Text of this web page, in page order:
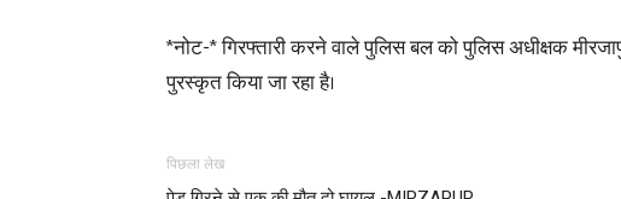
*नोट-* गिरफ्तारी करने वाले पुलिस बल को पुलिस अधीक्षक
पुरस्कृत किया जा रहा है।
पिछला लेख